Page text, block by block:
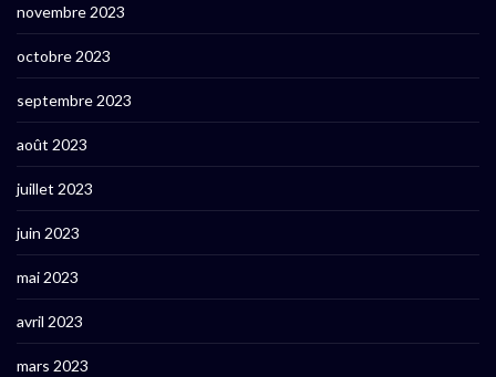
novembre 2023
octobre 2023
septembre 2023
août 2023
juillet 2023
juin 2023
mai 2023
avril 2023
mars 2023